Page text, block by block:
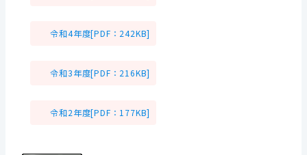
令和4年度[PDF：242KB]
令和3年度[PDF：216KB]
令和2年度[PDF：177KB]